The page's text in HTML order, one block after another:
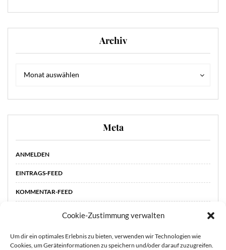
Cookie-Zustimmung verwalten
Um dir ein optimales Erlebnis zu bieten, verwenden wir Technologien wie
Cookies, um Geräteinformationen zu speichern und/oder darauf zuzugreifen.
Archiv
Monat auswählen
Meta
ANMELDEN
EINTRAGS-FEED
KOMMENTAR-FEED